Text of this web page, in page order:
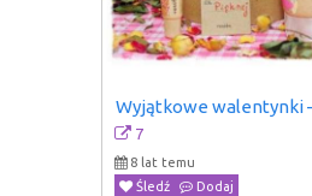
Wyjątkowe walentynki
7
8 lat temu
Śledź
Dodaj